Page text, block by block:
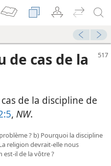
de cas de la
de la discipline de
, NW.
? b) Pourquoi la discipline
religion devrait-​elle nous
est-​il de la vôtre ?